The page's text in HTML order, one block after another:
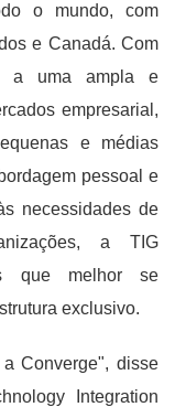
o mundo, com
e Canadá. Com
a uma ampla e
empresarial,
e médias
pessoal e
necessidades de
a TIG
que melhor se
exclusivo.
Converge", disse
Integration